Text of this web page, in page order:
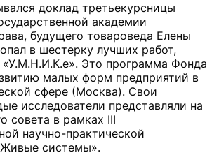
доклад третьекурсницы
академии
будущего товароведа Елены
в шестерку лучших работ,
«У.М.Н.И.К.е». Это программа Фонда
малых форм предприятий в
сфере (Москва). Свои
исследователи представляли на
совета в рамках III
научно-практической
системы».